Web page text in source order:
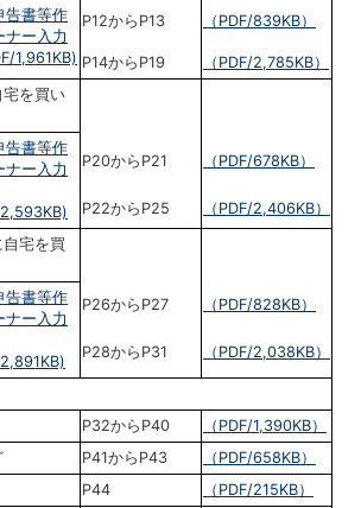
告書等作
ナー入力
1,961KB)
P12からP13 （PDF/839KB）
P14からP19
（PDF/2,785KB）
宅を買い
告書等作
ナー入力
P20からP21 （PDF/678KB）
P22からP25
（PDF/2,406KB）
宅を買
告書等作
ナー入力
P26からP27 （PDF/828KB）
P28からP31 （PDF/2,038KB）
P32からP40
（PDF/1,390KB）
P41からP43
（PDF/658KB）
P44
（PDF/215KB）